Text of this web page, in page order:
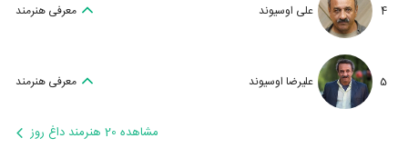
4 علی اوسیوند معرفی هنرمند
5 علیرضا اوسیوند معرفی هنرمند
مشاهده 20 هنرمند داغ روز